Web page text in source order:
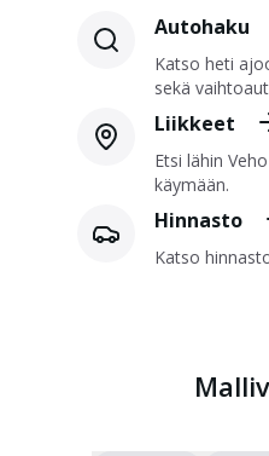
Autohaku
Katso heti
sekä
Liikkeet
Etsi lähin
käymään.
Hinnasto
Katso